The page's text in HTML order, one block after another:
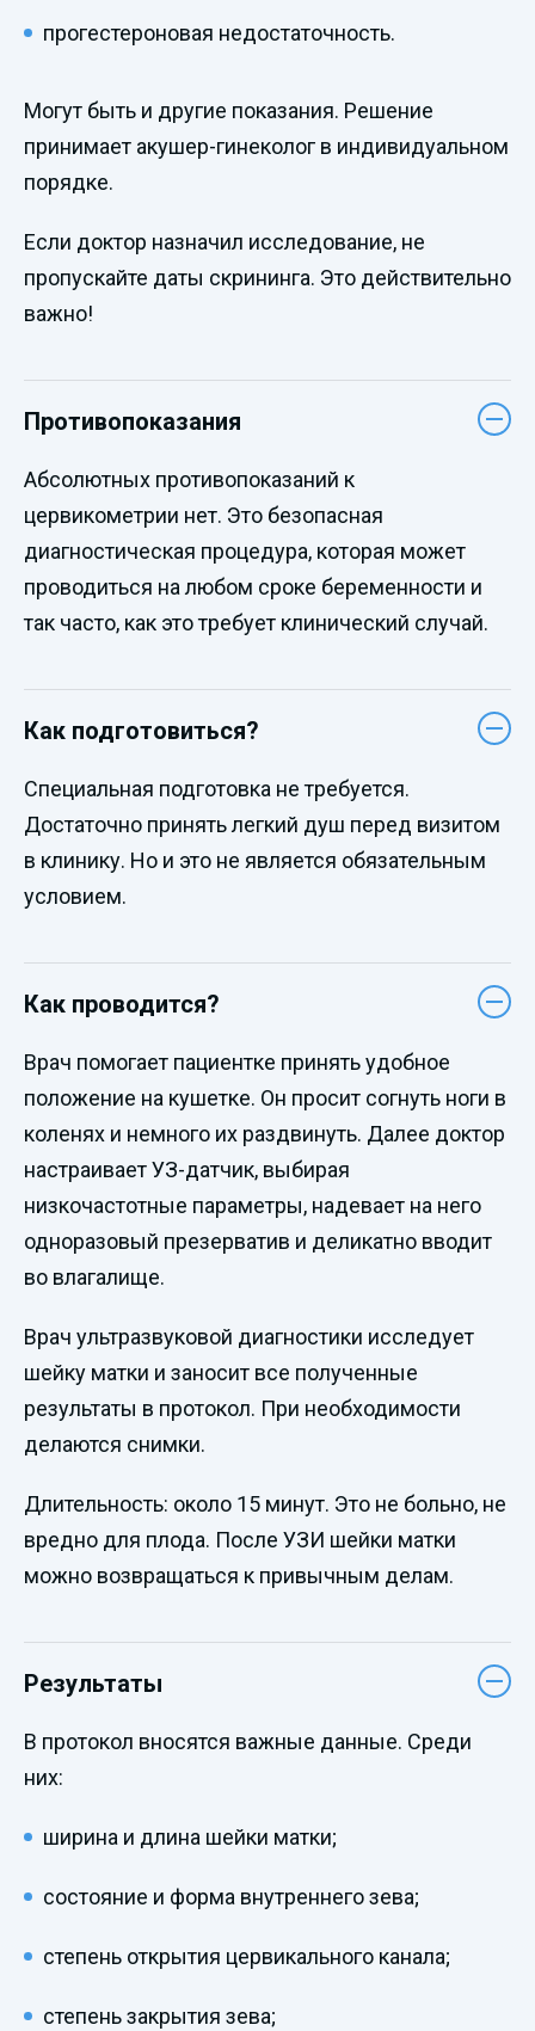
прогестероновая недостаточность.
Могут быть и другие показания. Решение
принимает акушер-гинеколог в индивидуальном
порядке.
Если доктор назначил исследование, не
пропускайте даты скрининга. Это действительно
важно!
Противопоказания
Абсолютных противопоказаний к
цервикометрии нет. Это безопасная
диагностическая процедура, которая может
проводиться на любом сроке беременности и
так часто, как это требует клинический случай.
Как подготовиться?
Специальная подготовка не требуется.
Достаточно принять легкий душ перед визитом
в клинику. Но и это не является обязательным
условием.
Как проводится?
Врач помогает пациентке принять удобное
положение на кушетке. Он просит согнуть ноги в
коленях и немного их раздвинуть. Далее доктор
настраивает УЗ-датчик, выбирая
низкочастотные параметры, надевает на него
одноразовый презерватив и деликатно вводит
во влагалище.
Врач ультразвуковой диагностики исследует
шейку матки и заносит все полученные
результаты в протокол. При необходимости
делаются снимки.
Длительность: около 15 минут. Это не больно, не
вредно для плода. После УЗИ шейки матки
можно возвращаться к привычным делам.
Результаты
В протокол вносятся важные данные. Среди
них:
ширина и длина шейки матки;
состояние и форма внутреннего зева;
степень открытия цервикального канала;
степень закрытия зева;